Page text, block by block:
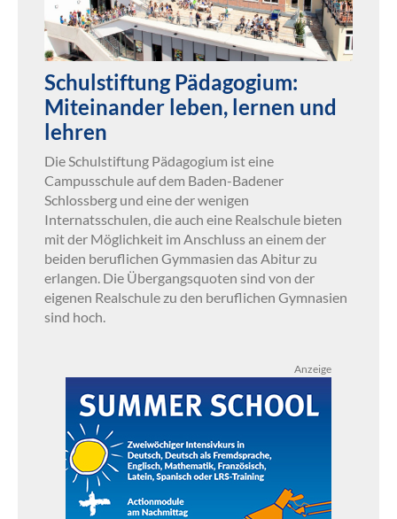
Schulstiftung Pädagogium:
Miteinander leben, lernen und
lehren
Die Schulstiftung Pädagogium ist eine
Campusschule auf dem Baden-Badener
Schlossberg und eine der wenigen
Internatsschulen, die auch eine Realschule bieten
mit der Möglichkeit im Anschluss an einem der
beiden beruflichen Gymmasien das Abitur zu
erlangen. Die Übergangsquoten sind von der
eigenen Realschule zu den beruflichen Gymnasien
sind hoch.
Anzeige